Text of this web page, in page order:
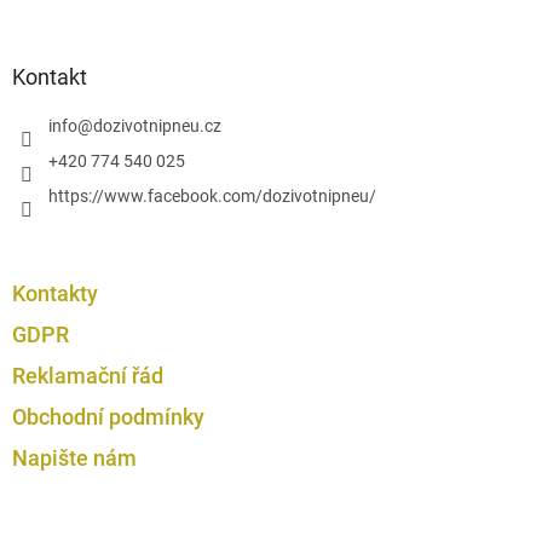
Kontakt
info@dozivotnipneu.cz
+420 774 540 025
https://www.facebook.com/dozivotnipneu/
Kontakty
GDPR
Reklamační řád
Obchodní podmínky
Napište nám